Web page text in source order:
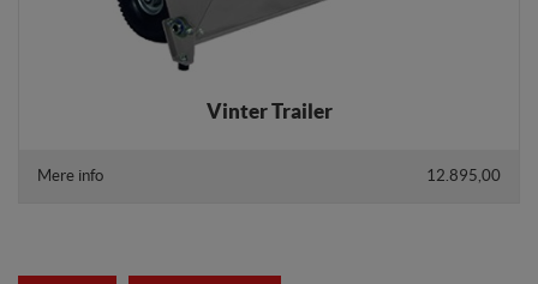
Vinter Trailer
12.895,00
Mere info